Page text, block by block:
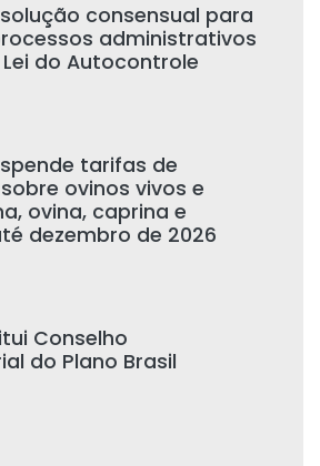
consensual para
administrativos
do Autocontrole
tarifas de
ovinos vivos e
ovina, caprina e
dezembro de 2026
Conselho
do Plano Brasil